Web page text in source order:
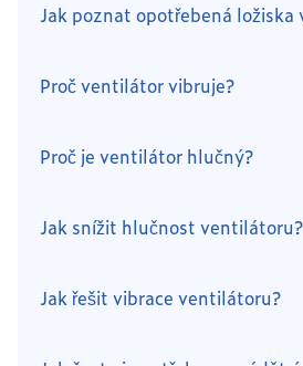
Jak poznat opotřebená
Proč ventilátor vibruje?
Proč je ventilátor hlučný?
Jak snížit hlučnost ventilátoru?
Jak řešit vibrace ventilátoru?